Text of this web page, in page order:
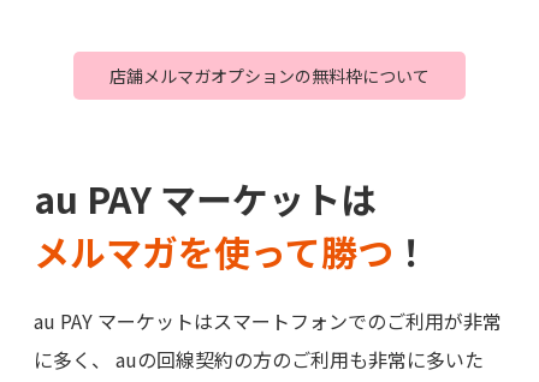
店舗メルマガオプションの無料枠について
au PAY マーケットは
メルマガを使って勝つ ！
au PAY マーケットはスマートフォンでのご利用が非常
に多く、 auの回線契約の方のご利用も非常に多いた